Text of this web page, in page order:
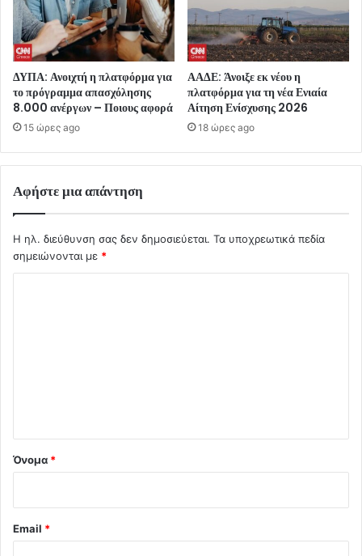
ΔΥΠΑ: Ανοιχτή η πλατφόρμα για
το πρόγραμμα απασχόλησης
8.000 ανέργων – Ποιους αφορά
15 ώρες ago
ΑΑΔΕ: Άνοιξε εκ νέου η
πλατφόρμα για τη νέα Ενιαία
Αίτηση Ενίσχυσης 2026
18 ώρες ago
Αφήστε μια απάντηση
Η ηλ. διεύθυνση σας δεν δημοσιεύεται. Τα υποχρεωτικά πεδία
σημειώνονται με *
Όνομα *
Email *